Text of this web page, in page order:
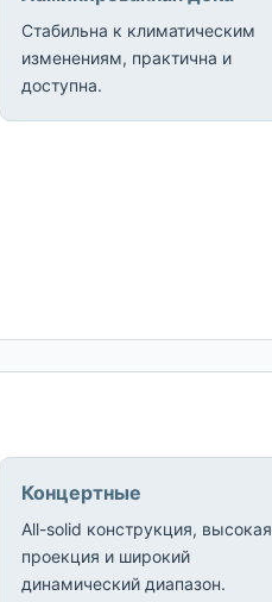
Стабильна к климатическим
изменениям, практична и
доступна.
Концертные
All-solid конструкция, высокая
проекция и широкий
динамический диапазон.